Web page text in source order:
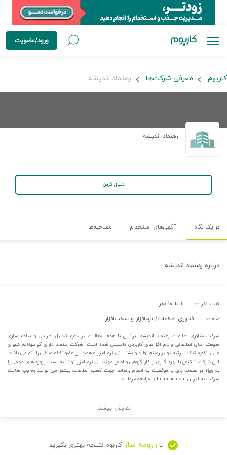
ورود/عضویت
کاربوم معرفی شرکت‌ها رهنماد اندیشه
رهنماد اندیشه
دنبال کردن
در یک نگاه آگهی‌های استخدام مصاحبه‌ها
درباره رهنماد اندیشه
تعداد نفرات: ۱ تا ۱۰ نفر
صنعت: فناوری اطلاعات/ نرم‌افزار و سخت‌افزار
شرکت فناوری اطلاعات رهنماد اندیشه ایرانیان با هدف فعالیت در حوزه تحلیل، طراحی و پیاده سازی
سیستم های اطلاعاتی و نرم افزارهای کاربردی تاسیس شده است. شرکت رهنماد دارای گواهینامه شورای
عالی انفورماتیک با رتبه دو در زمینه تولید و پشتیبانی نرم افزار و همچنین عضو نظام صنفی رایانه می باشد.
این شرکت تاکنون با بهره گیری از کار گروهی و اصول مهندسی نرم افزار توانسته است پروژه های مهمی را
به ویژه در صنعت برق با موفقیت به انجام برساند. جهت کسب اطلاعات بیشتر می توانید به وب سایت
شرکت به آدرس rahnamad.com مراجعه فرمایید.
نمایش بیشتر
با رزومه ساز کاربوم نتیجه بهتری بگیرید